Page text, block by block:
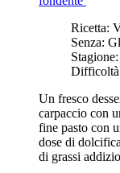
Ricetta:
Senza:
Stagione:
Un fresco
carpaccio con
fine pasto con
dose di
di grassi